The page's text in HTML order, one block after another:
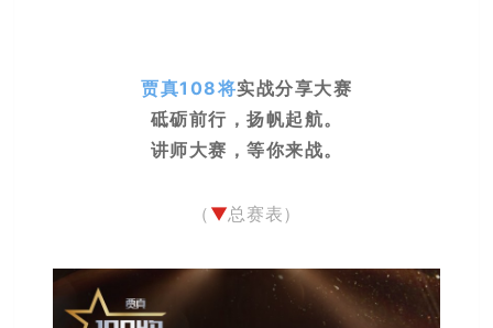
贾真108将实战分享大赛
砥砺前行，扬帆起航。
讲师大赛，等你来战。
（ ▼总赛表）